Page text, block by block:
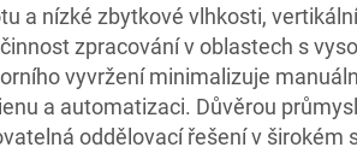
a nízké zbytkové vlhkosti, vertikální
zpracování v oblastech s
vyvržení minimalizuje
a automatizaci. Důvěrou
oddělovací řešení v širokém